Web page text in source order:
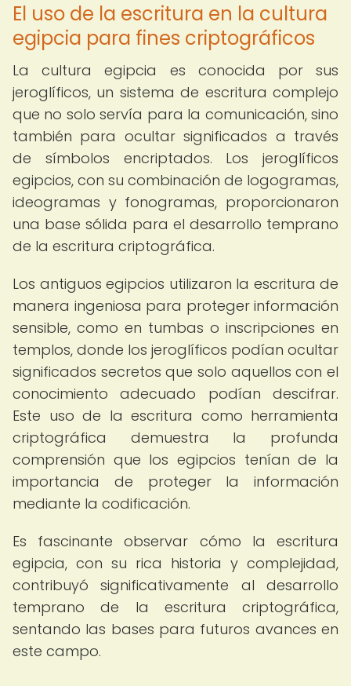
El uso de la escritura en la cultura
egipcia para fines criptográficos
La cultura egipcia es conocida por sus
jeroglíficos, un sistema de escritura complejo
que no solo servía para la comunicación, sino
también para ocultar significados a través
de símbolos encriptados. Los jeroglíficos
egipcios, con su combinación de logogramas,
ideogramas y fonogramas, proporcionaron
una base sólida para el desarrollo temprano
de la escritura criptográfica.
Los antiguos egipcios utilizaron la escritura de
manera ingeniosa para proteger información
sensible, como en tumbas o inscripciones en
templos, donde los jeroglíficos podían ocultar
significados secretos que solo aquellos con el
conocimiento adecuado podían descifrar.
Este uso de la escritura como herramienta
criptográfica demuestra la profunda
comprensión que los egipcios tenían de la
importancia de proteger la información
mediante la codificación.
Es fascinante observar cómo la escritura
egipcia, con su rica historia y complejidad,
contribuyó significativamente al desarrollo
temprano de la escritura criptográfica,
sentando las bases para futuros avances en
este campo.